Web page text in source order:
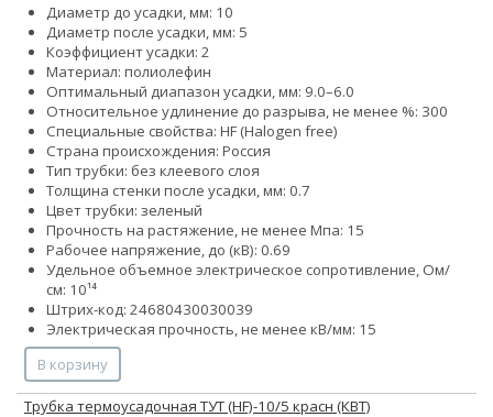
Диаметр до усадки, мм: 10
Диаметр после усадки, мм: 5
Коэффициент усадки: 2
Материал: полиолефин
Оптимальный диапазон усадки, мм: 9.0–6.0
Относительное удлинение до разрыва, не менее %: 300
Специальные свойства: HF (Halogen free)
Страна происхождения: Россия
Тип трубки: без клеевого слоя
Толщина стенки после усадки, мм: 0.7
Цвет трубки: зеленый
Прочность на растяжение, не менее Мпа: 15
Рабочее напряжение, до (кВ): 0.69
Удельное объемное электрическое сопротивление, Ом/
см: 10¹⁴
Штрих-код: 24680430030039
Электрическая прочность, не менее кВ/мм: 15
В корзину
Трубка термоусадочная ТУТ (HF)-10/5 красн (КВТ)